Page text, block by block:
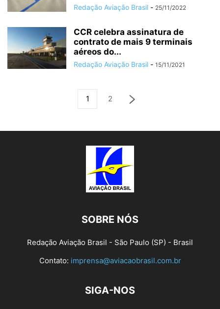
Redação Aviação Brasil - 25/11/2022
CCR celebra assinatura de
contrato de mais 9 terminais
aéreos do...
Redação Aviação Brasil - 15/11/2021
1 2
SOBRE NÓS
Redação Aviação Brasil - São Paulo (SP) - Brasil
Contato: imprensa@aviacaobrasil.com.br
SIGA-NOS